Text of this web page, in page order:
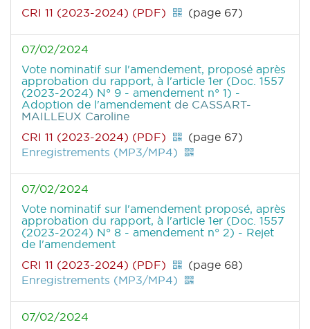
CRI 11 (2023-2024) (PDF)
(page 67)
07/02/2024
Vote nominatif sur l'amendement, proposé après
approbation du rapport, à l'article 1er (Doc. 1557
(2023-2024) N° 9 - amendement n° 1) -
Adoption de l'amendement de CASSART-
MAILLEUX Caroline
CRI 11 (2023-2024) (PDF)
(page 67)
Enregistrements (MP3/MP4)
07/02/2024
Vote nominatif sur l'amendement proposé, après
approbation du rapport, à l'article 1er (Doc. 1557
(2023-2024) N° 8 - amendement n° 2) - Rejet
de l'amendement
CRI 11 (2023-2024) (PDF)
(page 68)
Enregistrements (MP3/MP4)
07/02/2024